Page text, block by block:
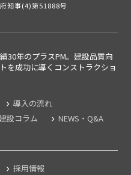
知事(4)第51888号
30年のプラスPM。建設品質向
を成功に導くコンストラクショ
導入の流れ
設コラム
NEWS・Q&A
採用情報